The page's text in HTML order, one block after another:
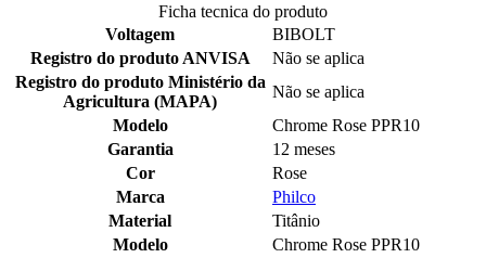
Ficha tecnica do produto
Voltagem
BIBOLT
Registro do produto ANVISA
Não se aplica
Registro do produto Ministério da
Agricultura (MAPA)
Não se aplica
Modelo
Chrome Rose PPR10
Garantia
12 meses
Cor
Rose
Marca
Philco
Material
Titânio
Modelo
Chrome Rose PPR10